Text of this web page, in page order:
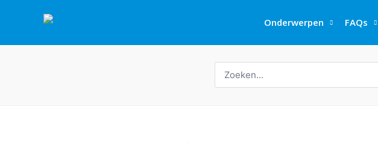
Onderwerpen FAQs
naar: